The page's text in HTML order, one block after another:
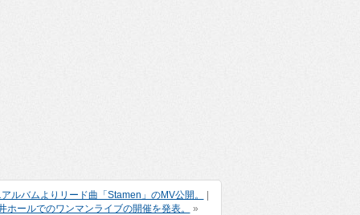
ルバムよりリード曲「Stamen」のMV公開。
ールでのワンマンライブの開催を発表。
»